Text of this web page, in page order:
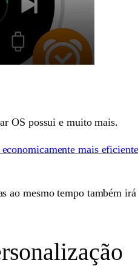
OS possui e muito mais.
mais
ao mesmo tempo também